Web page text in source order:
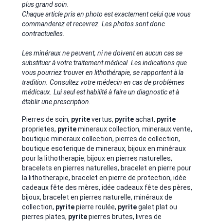
plus grand soin.
Chaque article pris en photo est exactement celui que vous
commanderez et recevrez. Les photos sont donc
contractuelles.
Les minéraux ne peuvent, ni ne doivent en aucun cas se
substituer à votre traitement médical. Les indications que
vous pourriez trouver en lithothérapie, se rapportent à la
tradition. Consultez votre médecin en cas de problèmes
médicaux. Lui seul est habilité à faire un diagnostic et à
établir une prescription.
Pierres de soin, pyritevertus, pyriteachat, pyrite
proprietes, pyritemineraux collection, mineraux vente,
boutique mineraux collection, pierres de collection,
boutique esoterique de mineraux, bijoux en minéraux
pour la lithotherapie, bijoux en pierres naturelles,
bracelets en pierres naturelles, bracelet en pierre pour
la lithotherapie, bracelet en pierre de protection, idée
cadeaux fête des mères, idée cadeaux fête des pères,
bijoux, bracelet en pierres naturelle, minéraux de
collection, pyritepierre roulée, pyritegalet plat ou
pierres plates, pyritepierres brutes, livres de